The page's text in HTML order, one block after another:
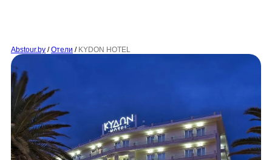
Abstour.by / Отели / KYDON HOTEL